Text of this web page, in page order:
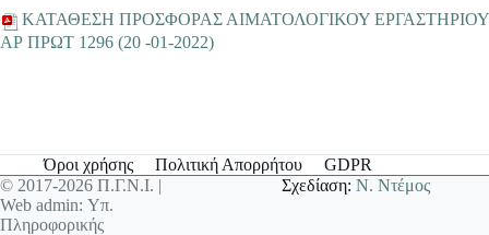
ΚΑΤΑΘΕΣΗ ΠΡΟΣΦΟΡΑΣ ΑΙΜΑΤΟΛΟΓΙΚΟΥ ΕΡΓΑΣΤΗΡΙΟΥ
ΑΡ ΠΡΩΤ 1296 (20 -01-2022)
Όροι χρήσης Πολιτική Απορρήτου
GDPR
© 2017-2026 Π.Γ.Ν.Ι. |
Web admin: Υπ.
Πληροφορικής
Σχεδίαση:Ν. Ντέμος